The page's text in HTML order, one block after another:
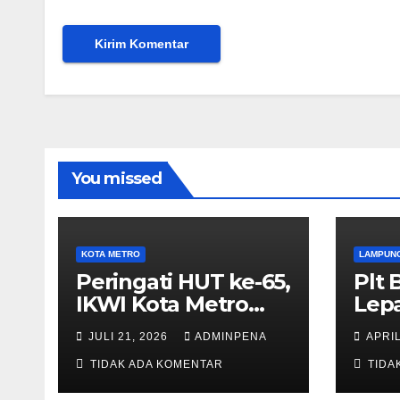
You missed
KOTA METRO
Peringati HUT ke-65,
IKWI Kota Metro
Gelar Lomba
Fashion Show
JULI 21, 2026 ADMINPENA
TIDAK ADA KOMENTAR
Plt